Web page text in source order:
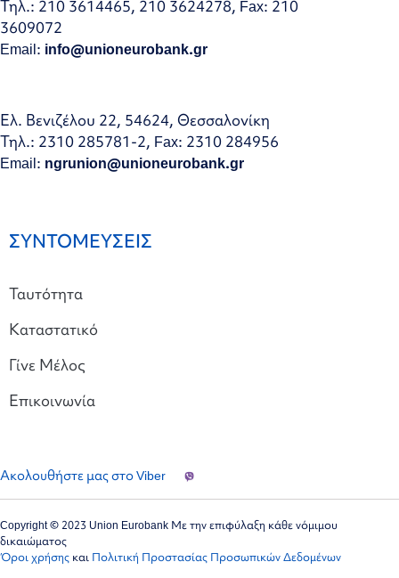
Τηλ.: 210 3614465, 210 3624278, Fax: 210
3609072
Email: info@unioneurobank.gr
Ελ. Βενιζέλου 22, 54624, Θεσσαλονίκη
Τηλ.: 2310 285781-2, Fax: 2310 284956
Email: ngrunion@unioneurobank.gr
ΣΥΝΤΟΜΕΥΣΕΙΣ
Ταυτότητα
Καταστατικό
Γίνε Μέλος
Επικοινωνία
Ακολουθήστε μας στο Viber
Copyright © 2023 Union Eurobank Με την επιφύλαξη κάθε νόμιμου
δικαιώματος
Όροι χρήσης και Πολιτική Προστασίας Προσωπικών Δεδομένων